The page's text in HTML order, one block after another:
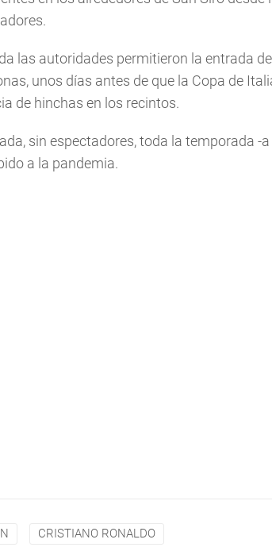
las autoridades permitieron la entrada
unos días antes de que la Copa de
de hinchas en los recintos.
sin espectadores, toda la temporada -
a la pandemia.
CRISTIANO RONALDO